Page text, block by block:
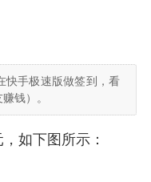
快手极速版做签到，看
钱）。
如下图所示：